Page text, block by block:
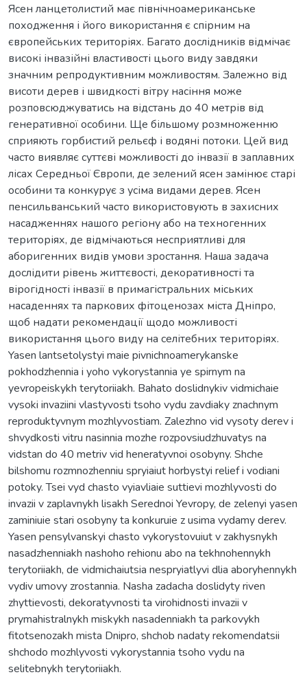
Ясен ланцетолистий має північноамериканське
походження і його використання є спірним на
європейських територіях. Багато дослідників відмічає
високі інвазійні властивості цього виду завдяки
значним репродуктивним можливостям. Залежно від
висоти дерев і швидкості вітру насіння може
розповсюджуватись на відстань до 40 метрів від
генеративної особини. Ще більшому розмноженню
сприяють горбистий рельєф і водяні потоки. Цей вид
часто виявляє суттєві можливості до інвазії в заплавних
лісах Середньої Європи, де зелений ясен замінює старі
особини та конкурує з усіма видами дерев. Ясен
пенсильванський часто використовують в захисних
насадженнях нашого регіону або на техногенних
територіях, де відмічаються несприятливі для
аборигенних видів умови зростання. Наша задача
дослідити рівень життєвості, декоративності та
вірогідності інвазії в примагістральних міських
насаденнях та паркових фітоценозах міста Дніпро,
щоб надати рекомендації щодо можливості
використання цього виду на селітебних територіях.
Yasen lantsetolystyi maie pivnichnoamerykanske
pokhodzhennia i yoho vykorystannia ye spirnym na
yevropeiskykh terytoriiakh. Bahato doslidnykiv vidmichaie
vysoki invaziini vlastyvosti tsoho vydu zavdiaky znachnym
reproduktyvnym mozhlyvostiam. Zalezhno vid vysoty derev i
shvydkosti vitru nasinnia mozhe rozpovsiudzhuvatys na
vidstan do 40 metriv vid heneratyvnoi osobyny. Shche
bilshomu rozmnozhenniu spryiaiut horbystyi relief i vodiani
potoky. Tsei vyd chasto vyiavliaie suttievi mozhlyvosti do
invazii v zaplavnykh lisakh Serednoi Yevropy, de zelenyi yasen
zaminiuie stari osobyny ta konkuruie z usima vydamy derev.
Yasen pensylvanskyi chasto vykorystovuiut v zakhysnykh
nasadzhenniakh nashoho rehionu abo na tekhnohennykh
terytoriiakh, de vidmichaiutsia nespryiatlyvi dlia aboryhennykh
vydiv umovy zrostannia. Nasha zadacha doslidyty riven
zhyttievosti, dekoratyvnosti ta virohidnosti invazii v
prymahistralnykh miskykh nasadenniakh ta parkovykh
fitotsenozakh mista Dnipro, shchob nadaty rekomendatsii
shchodo mozhlyvosti vykorystannia tsoho vydu na
selitebnykh terytoriiakh.